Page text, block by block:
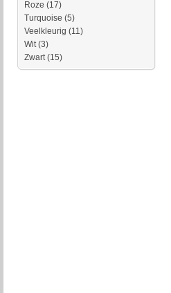
Roze (17)
Turquoise (5)
Veelkleurig (11)
Wit(3)
Zwart(15)